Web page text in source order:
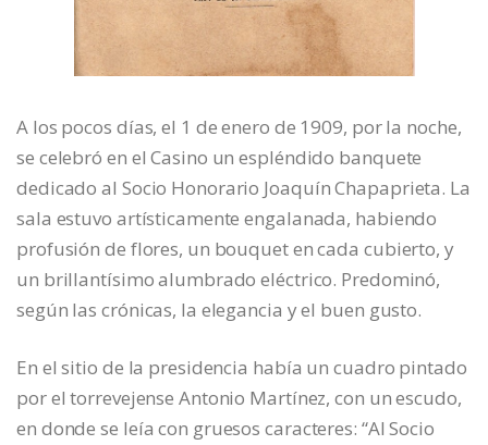
A los pocos días, el 1 de enero de 1909, por la noche,
se celebró en el Casino un espléndido banquete
dedicado al Socio Honorario Joaquín Chapaprieta. La
sala estuvo artísticamente engalanada, habiendo
profusión de flores, un bouquet en cada cubierto, y
un brillantísimo alumbrado eléctrico. Predominó,
según las crónicas, la elegancia y el buen gusto.
En el sitio de la presidencia había un cuadro pintado
por el torrevejense Antonio Martínez, con un escudo,
en donde se leía con gruesos caracteres: “Al Socio